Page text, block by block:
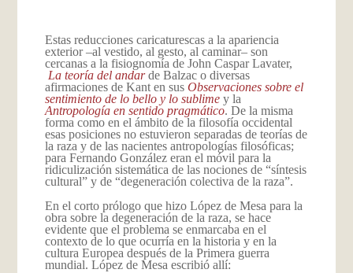
Estas reducciones caricaturescas a la apariencia
exterior –al vestido, al gesto, al caminar– son
cercanas a la fisiognomía de John Caspar Lavater,
La teoría del andarde Balzac o diversas
afirmaciones de Kant en sus Observaciones sobre el
sentimiento de lo bello y lo sublime y la
Antropología en sentido pragmático. De la misma
forma como en el ámbito de la filosofía occidental
esas posiciones no estuvieron separadas de teorías de
la raza y de las nacientes antropologías filosóficas;
para Fernando González eran el móvil para la
ridiculización sistemática de las nociones de “síntesis
cultural” y de “degeneración colectiva de la raza”.
En el corto prólogo que hizo López de Mesa para la
obra sobre la degeneración de la raza, se hace
evidente que el problema se enmarcaba en el
contexto de lo que ocurría en la historia y en la
cultura Europea después de la Primera guerra
mundial. López de Mesa escribió allí: